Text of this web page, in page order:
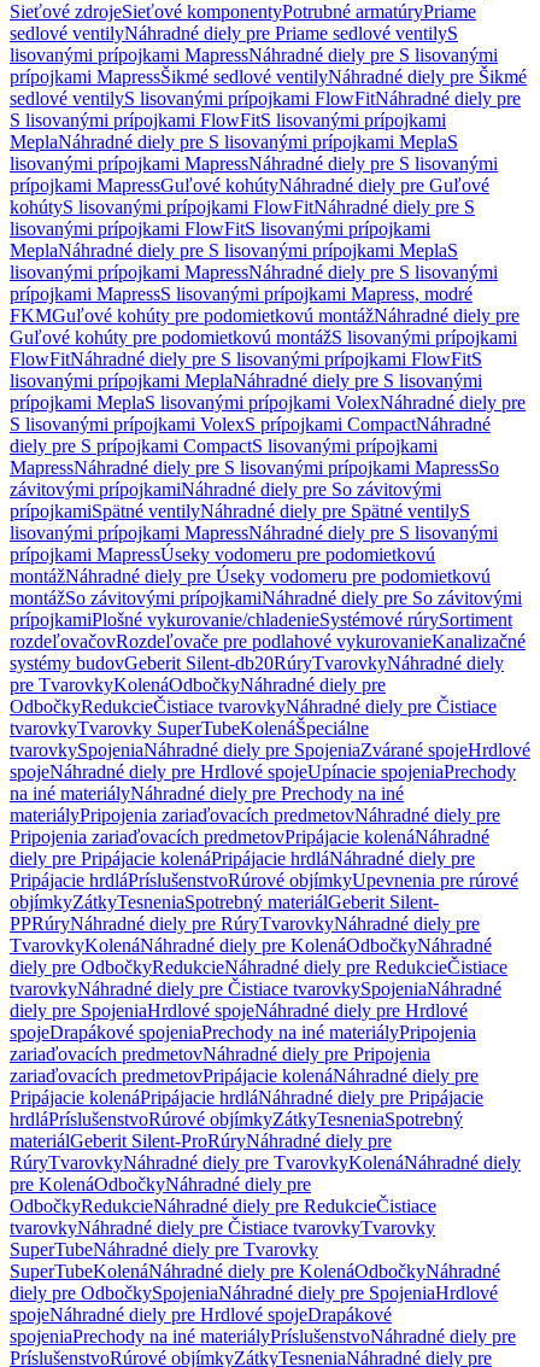
Sieťové zdrojeSieťové komponentyPotrubné armatúryPriame
sedlové ventilyNáhradné diely pre Priame sedlové ventilyS
lisovanými prípojkami MapressNáhradné diely pre S lisovanými
prípojkami MapressŠikmé sedlové ventilyNáhradné diely pre Šikmé
sedlové ventilyS lisovanými prípojkami FlowFitNáhradné diely pre
S lisovanými prípojkami FlowFitS lisovanými prípojkami
MeplaNáhradné diely pre S lisovanými prípojkami MeplaS
lisovanými prípojkami MapressNáhradné diely pre S lisovanými
prípojkami MapressGuľové kohútyNáhradné diely pre Guľové
kohútyS lisovanými prípojkami FlowFitNáhradné diely pre S
lisovanými prípojkami FlowFitS lisovanými prípojkami
MeplaNáhradné diely pre S lisovanými prípojkami MeplaS
lisovanými prípojkami MapressNáhradné diely pre S lisovanými
prípojkami MapressS lisovanými prípojkami Mapress, modré
FKMGuľové kohúty pre podomietkovú montážNáhradné diely pre
Guľové kohúty pre podomietkovú montážS lisovanými prípojkami
FlowFitNáhradné diely pre S lisovanými prípojkami FlowFitS
lisovanými prípojkami MeplaNáhradné diely pre S lisovanými
prípojkami MeplaS lisovanými prípojkami VolexNáhradné diely pre
S lisovanými prípojkami VolexS prípojkami CompactNáhradné
diely pre S prípojkami CompactS lisovanými prípojkami
MapressNáhradné diely pre S lisovanými prípojkami MapressSo
závitovými prípojkamiNáhradné diely pre So závitovými
prípojkamiSpätné ventilyNáhradné diely pre Spätné ventilyS
lisovanými prípojkami MapressNáhradné diely pre S lisovanými
prípojkami MapressÚseky vodomeru pre podomietkovú
montážNáhradné diely pre Úseky vodomeru pre podomietkovú
montážSo závitovými prípojkamiNáhradné diely pre So závitovými
prípojkamiPlošné vykurovanie/chladenieSystémové rúrySortiment
rozdeľovačovRozdeľovače pre podlahové vykurovanieKanalizačné
systémy budovGeberit Silent-db20RúryTvarovkyNáhradné diely
pre TvarovkyKolenáOdbočkyNáhradné diely pre
OdbočkyRedukcieČistiace tvarovkyNáhradné diely pre Čistiace
tvarovkyTvarovky SuperTubeKolenáŠpeciálne
tvarovkySpojeniaNáhradné diely pre SpojeniaZvárané spojeHrdlové
spojeNáhradné diely pre Hrdlové spojeUpínacie spojeniaPrechody
na iné materiályNáhradné diely pre Prechody na iné
materiályPripojenia zariaďovacích predmetovNáhradné diely pre
Pripojenia zariaďovacích predmetovPripájacie kolenáNáhradné
diely pre Pripájacie kolenáPripájacie hrdláNáhradné diely pre
Pripájacie hrdláPríslušenstvoRúrové objímkyUpevnenia pre rúrové
objímkyZátkyTesneniaSpotrebný materiálGeberit Silent-
PPRúryNáhradné diely pre RúryTvarovkyNáhradné diely pre
TvarovkyKolenáNáhradné diely pre KolenáOdbočkyNáhradné
diely pre OdbočkyRedukcieNáhradné diely pre RedukcieČistiace
tvarovkyNáhradné diely pre Čistiace tvarovkySpojeniaNáhradné
diely pre SpojeniaHrdlové spojeNáhradné diely pre Hrdlové
spojeDrapákové spojeniaPrechody na iné materiályPripojenia
zariaďovacích predmetovNáhradné diely pre Pripojenia
zariaďovacích predmetovPripájacie kolenáNáhradné diely pre
Pripájacie kolenáPripájacie hrdláNáhradné diely pre Pripájacie
hrdláPríslušenstvoRúrové objímkyZátkyTesneniaSpotrebný
materiálGeberit Silent-ProRúryNáhradné diely pre
RúryTvarovkyNáhradné diely pre TvarovkyKolenáNáhradné diely
pre KolenáOdbočkyNáhradné diely pre
OdbočkyRedukcieNáhradné diely pre RedukcieČistiace
tvarovkyNáhradné diely pre Čistiace tvarovkyTvarovky
SuperTubeNáhradné diely pre Tvarovky
SuperTubeKolenáNáhradné diely pre KolenáOdbočkyNáhradné
diely pre OdbočkySpojeniaNáhradné diely pre SpojeniaHrdlové
spojeNáhradné diely pre Hrdlové spojeDrapákové
spojeniaPrechody na iné materiályPríslušenstvoNáhradné diely pre
PríslušenstvoRúrové objímkyZátkyTesneniaNáhradné diely pre